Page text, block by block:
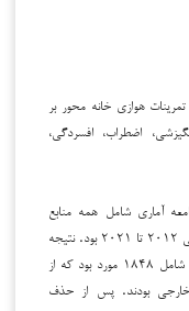
هوازی خانه محور بر
اضطراب، افسردگی،
آماری شامل همه منابع
چاپ‌شده داخلی و خارجی به زبان انگلیسی در بازه زمانی ۲۰۱۲ تا ۲۰۲۱ بود. نتیجه
جستجو با توجه به کلیدواژه‌ها در پایگاه‌های اطلاعاتی شامل ۱۸۴۸ مورد بود که از
داخلی و ۱۷۶۱ پژوهش خارجی بودند. پس از حذف